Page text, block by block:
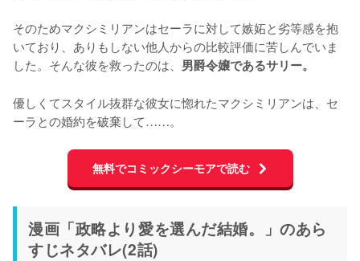
そのためマクシミリアンはセーラに対して嫉妬と劣等感を抱
いており、ありもしない他人からの比較評価に苦しんでいま
した。そんな彼を救ったのは、 男爵令嬢であるサリー。
優しくてスタイル抜群な彼女に惚れたマクシミリアンは、セ
ーラとの婚約を破棄して……。
無料でコミックシーモアで読む
漫画「政略より愛を選んだ結婚。」のあら
すじネタバレ(2話)